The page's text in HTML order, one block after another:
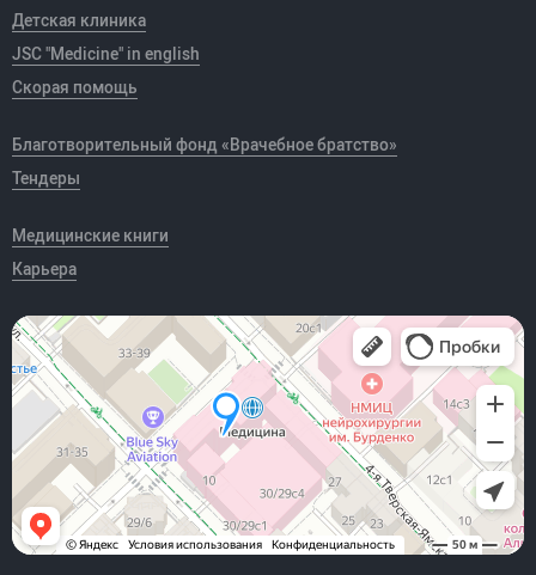
Детская клиника
JSC "Medicine" in english
Скорая помощь
Благотворительный фонд «Врачебное братство»
Тендеры
Медицинские книги
Карьера